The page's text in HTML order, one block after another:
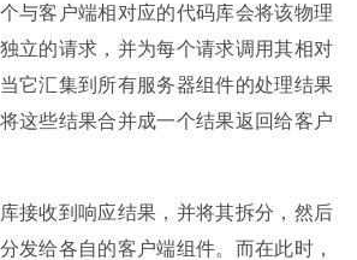
与客户端相对应的代码库会将该物理
立的请求，并为每个请求调用其相对
它汇集到所有服务器组件的处理结果
这些结果合并成一个结果返回给客户
接收到响应结果，并将其拆分，然后
发给各自的客户端组件。而在此时，